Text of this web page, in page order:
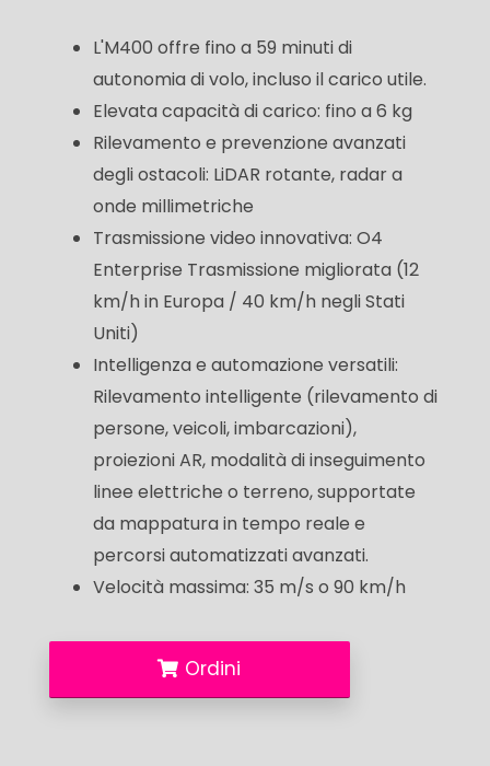
L'M400 offre fino a 59 minuti di
autonomia di volo, incluso il carico utile.
Elevata capacità di carico: fino a 6 kg
Rilevamento e prevenzione avanzati
degli ostacoli: LiDAR rotante, radar a
onde millimetriche
Trasmissione video innovativa: O4
Enterprise Trasmissione migliorata (12
km/h in Europa / 40 km/h negli Stati
Uniti)
Intelligenza e automazione versatili:
Rilevamento intelligente (rilevamento di
persone, veicoli, imbarcazioni),
proiezioni AR, modalità di inseguimento
linee elettriche o terreno, supportate
da mappatura in tempo reale e
percorsi automatizzati avanzati.
Velocità massima: 35 m/s o 90 km/h
Ordini